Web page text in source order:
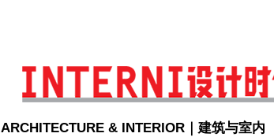
ARCHITECTURE & INTERIOR｜建筑与室内